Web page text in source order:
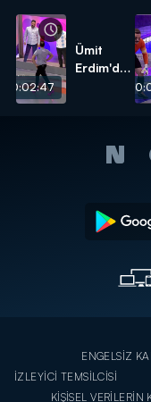
00:02:47
Ümit
Erdim'den
ENGELSİZ
İZLEYİCİ TEMSİLCİSİ
KİŞİSEL VERİLERİN